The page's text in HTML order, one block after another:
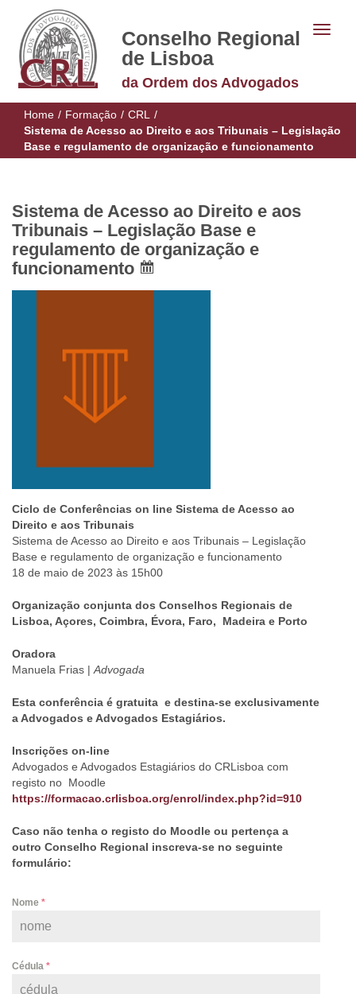
Conselho Regional
de Lisboa
da Ordem dos Advogados
Home / Formação / CRL
/
Sistema de Acesso ao Direito e aos Tribunais – Legislação
Base e regulamento de organização e funcionamento
Sistema de Acesso ao Direito e aos
Tribunais – Legislação Base e
regulamento de organização e
funcionamento
Ciclo de Conferências on line Sistema de Acesso ao
Direito e aos Tribunais
Sistema de Acesso ao Direito e aos Tribunais – Legislação
Base e regulamento de organização e funcionamento
18 de maio de 2023 às 15h00
Organização conjunta dos Conselhos Regionais de
Lisboa, Açores, Coimbra, Évora, Faro, Madeira e Porto
Oradora
Manuela Frias | Advogada
Esta conferência é gratuita e destina-se exclusivamente
a Advogados e Advogados Estagiários.
Inscrições on-line
Advogados e Advogados Estagiários do CRLisboa com
registo no Moodle
https://formacao.crlisboa.org/enrol/index.php?id=910
Caso não tenha o registo do Moodle ou pertença a
outro Conselho Regional inscreva-se no seguinte
formulário:
Nome *
Cédula *